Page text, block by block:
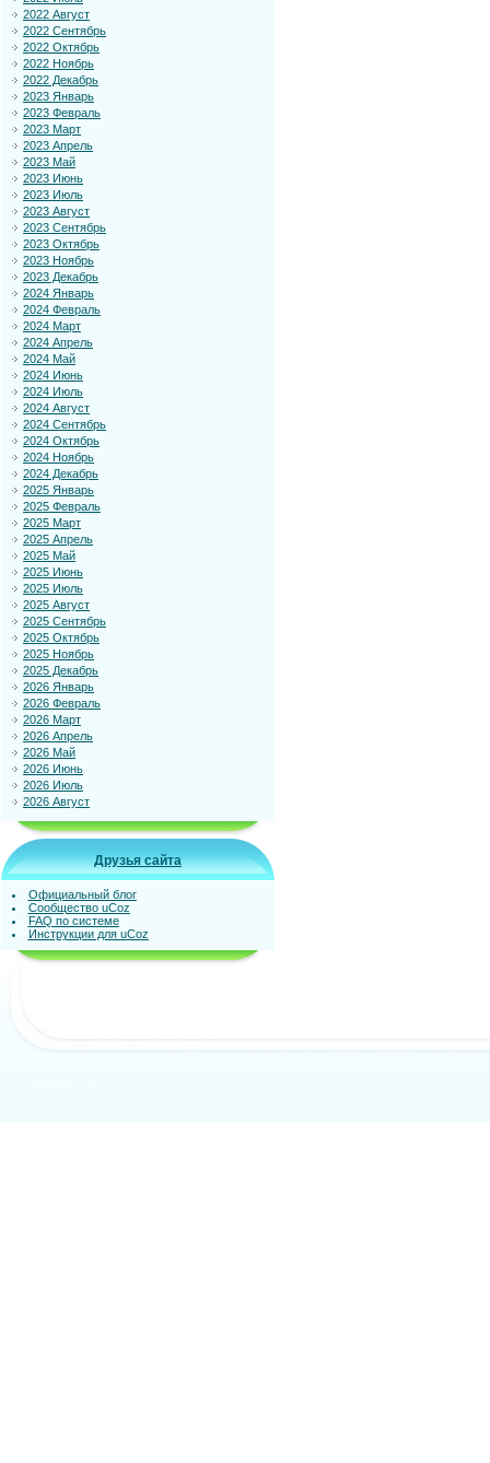
2022 Август
2022 Сентябрь
2022 Октябрь
2022 Ноябрь
2022 Декабрь
2023 Январь
2023 Февраль
2023 Март
2023 Апрель
2023 Май
2023 Июнь
2023 Июль
2023 Август
2023 Сентябрь
2023 Октябрь
2023 Ноябрь
2023 Декабрь
2024 Январь
2024 Февраль
2024 Март
2024 Апрель
2024 Май
2024 Июнь
2024 Июль
2024 Август
2024 Сентябрь
2024 Октябрь
2024 Ноябрь
2024 Декабрь
2025 Январь
2025 Февраль
2025 Март
2025 Апрель
2025 Май
2025 Июнь
2025 Июль
2025 Август
2025 Сентябрь
2025 Октябрь
2025 Ноябрь
2025 Декабрь
2026 Январь
2026 Февраль
2026 Март
2026 Апрель
2026 Май
2026 Июнь
2026 Июль
2026 Август
Друзья сайта
Официальный блог
Сообщество uCoz
FAQ по системе
Инструкции для uCoz